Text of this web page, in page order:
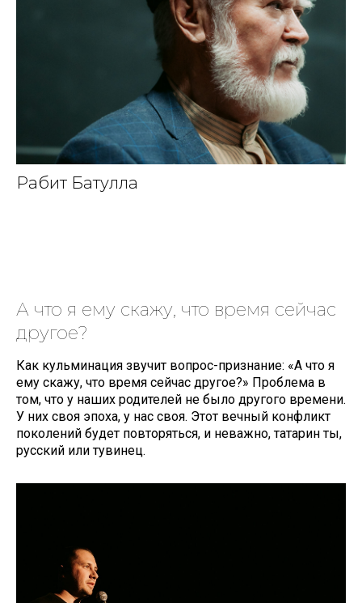
Рабит Батулла
А что я ему скажу, что время сейчас
другое?
Как кульминация звучит вопрос-признание: «А что я
ему скажу, что время сейчас другое?» Проблема в
том, что у наших родителей не было другого времени.
У них своя эпоха, у нас своя. Этот вечный конфликт
поколений будет повторяться, и неважно, татарин ты,
русский или тувинец.